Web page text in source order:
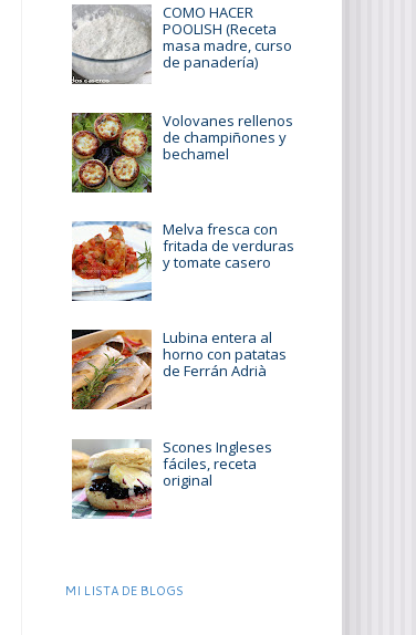
COMO HACER
POOLISH (Receta
masa madre, curso
de panadería)
Volovanes rellenos
de champiñones y
bechamel
Melva fresca con
fritada de verduras
y tomate casero
Lubina entera al
horno con patatas
de Ferrán Adrià
Scones Ingleses
fáciles, receta
original
MI LISTA DE BLOGS